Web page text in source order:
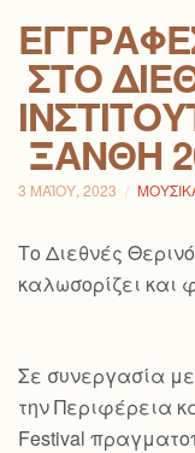
ΣΤΟ
ΞΆΝΘΗ
3 ΜΑΪ́ΟΥ, 2023
Το Διεθνές
καλωσορίζει και
Σε συνεργασία
την Περιφέρεια
Festival